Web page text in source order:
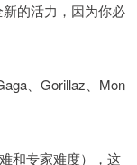
的活力，因为你必
、Gorillaz、Mon
和专家难度），这